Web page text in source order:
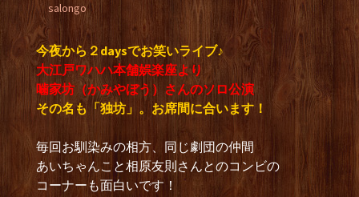
salongo
今夜から２daysでお笑いライブ♪
大江戸ワハハ本舗娯楽座より
噛家坊（かみやぼう）さんのソロ公演
その名も「独坊」。お席間に合います！
毎回お馴染みの相方、同じ劇団の仲間
あいちゃんこと相原友則さんとのコンビの
コーナーも面白いです！